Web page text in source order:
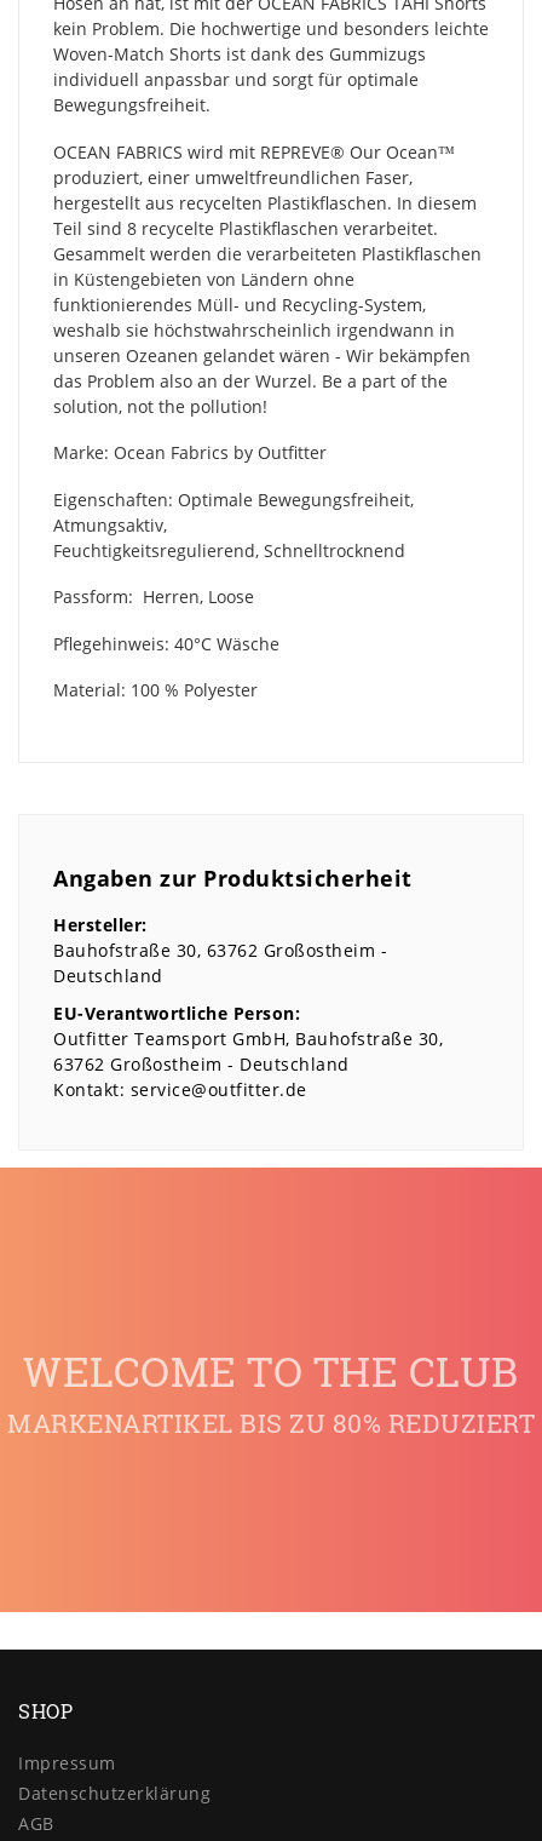
kein Problem. Die hochwertige und besonders leichte
Woven-Match Shorts ist dank des Gummizugs
individuell anpassbar und sorgt für optimale
Bewegungsfreiheit.
OCEAN FABRICS wird mit REPREVE®️ Our Ocean™
produziert, einer umweltfreundlichen Faser,
hergestellt aus recycelten Plastikflaschen. In diesem
Teil sind 8 recycelte Plastikflaschen verarbeitet.
Gesammelt werden die verarbeiteten Plastikflaschen
in Küstengebieten von Ländern ohne
funktionierendes Müll- und Recycling-System,
weshalb sie höchstwahrscheinlich irgendwann in
unseren Ozeanen gelandet wären - Wir bekämpfen
das Problem also an der Wurzel. Be a part of the
solution, not the pollution!
Marke: Ocean Fabrics by Outfitter
Eigenschaften: Optimale Bewegungsfreiheit,
Atmungsaktiv,
Feuchtigkeitsregulierend, Schnelltrocknend
Passform: Herren, Loose
Pflegehinweis: 40°C Wäsche
Material: 100 % Polyester
Angaben zur Produktsicherheit
Hersteller:
Bauhofstraße 30 63762 Großostheim
Deutschland
EU-Verantwortliche Person:
Outfitter Teamsport GmbH Bauhofstraße 30
63762 Großostheim
Deutschland
Kontakt: service@outfitter.de
WELCOME TO THE CLUB
MARKENARTIKEL BIS ZU 80% REDUZIERT
SHOP
Impressum
Daten­schutz­erklärung
AGB